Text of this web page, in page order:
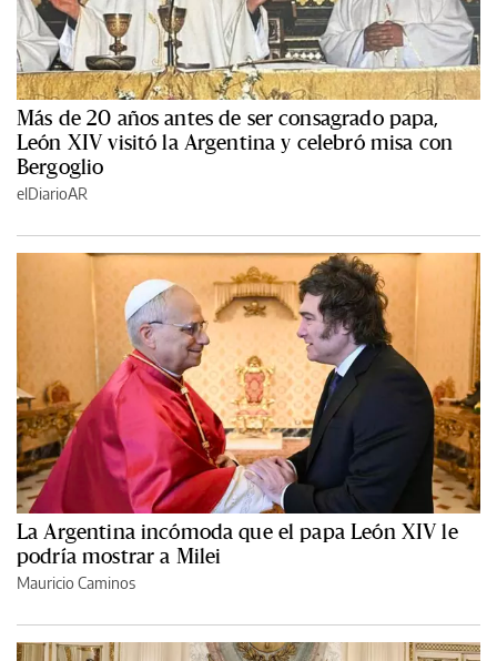
Más de 20 años antes de ser consagrado papa,
León XIV visitó la Argentina y celebró misa con
Bergoglio
elDiarioAR
La Argentina incómoda que el papa León XIV le
podría mostrar a Milei
Mauricio Caminos